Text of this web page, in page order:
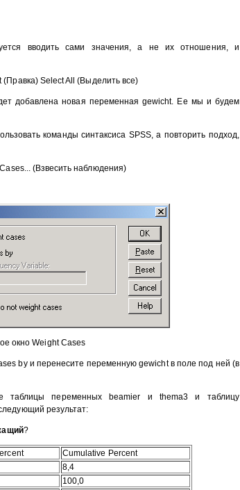
вводить сами значения, а не их отношения, и
Select All (Выделить все)
добавлена новая переменная gewicht. Ее мы и будем
команды синтаксиса SPSS, а повторить подход,
(Взвесить наблюдения)
окно Weight Cases
by и перенесите переменную gewicht в поле под ней (в
таблицы переменных beamier и thema3 и таблицу
результат:
?
Cumulative Percent
8,4
100,0